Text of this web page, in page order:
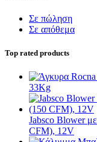
Σε πώληση
Σε απόθεμα
Top rated products
33Kg
Jabsco Blower
CFM), 12V